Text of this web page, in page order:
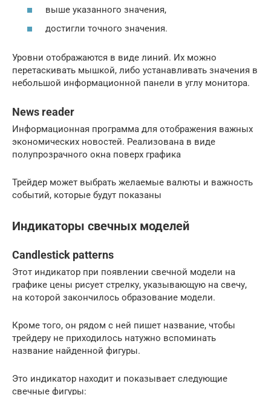
выше указанного значения,
достигли точного значения.
Уровни отображаются в виде линий. Их можно
перетаскивать мышкой, либо устанавливать значения в
небольшой информационной панели в углу монитора.
News reader
Информационная программа для отображения важных
экономических новостей. Реализована в виде
полупрозрачного окна поверх графика
Трейдер может выбрать желаемые валюты и важность
событий, которые будут показаны
Индикаторы свечных моделей
Candlestick patterns
Этот индикатор при появлении свечной модели на
графике цены рисует стрелку, указывающую на свечу,
на которой закончилось образование модели.
Кроме того, он рядом с ней пишет название, чтобы
трейдеру не приходилось натужно вспоминать
название найденной фигуры.
Это индикатор находит и показывает следующие
свечные фигуры: